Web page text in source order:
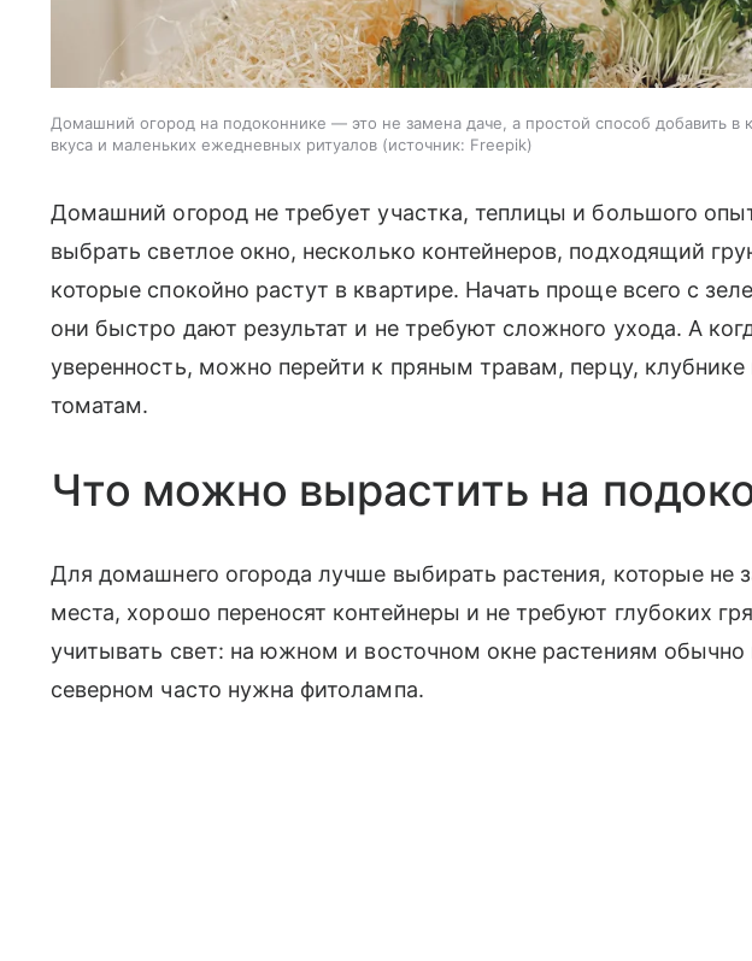
Домашний огород на подоконнике — это не замена даче, а простой способ добавить в
вкуса и маленьких ежедневных ритуалов
источник: Freepik
Домашний огород не требует участка, теплицы и большого
выбрать светлое окно, несколько контейнеров, подходящий
которые спокойно растут в квартире. Начать проще всего с
они быстро дают результат и не требуют сложного ухода. А
уверенность, можно перейти к пряным травам, перцу,
томатам.
Что можно вырастить на
Для домашнего огорода лучше выбирать растения, которые не
места, хорошо переносят контейнеры и не требуют глубоких
учитывать свет: на южном и восточном окне растениям обычно
северном часто нужна фитолампа.